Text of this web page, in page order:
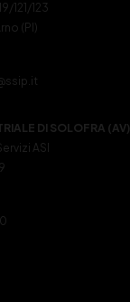
121/123
(PI)
DI SOLOFRA (AV)
ASI